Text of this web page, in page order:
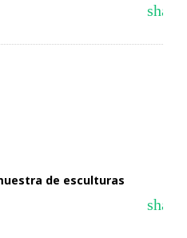
share
de esculturas
share